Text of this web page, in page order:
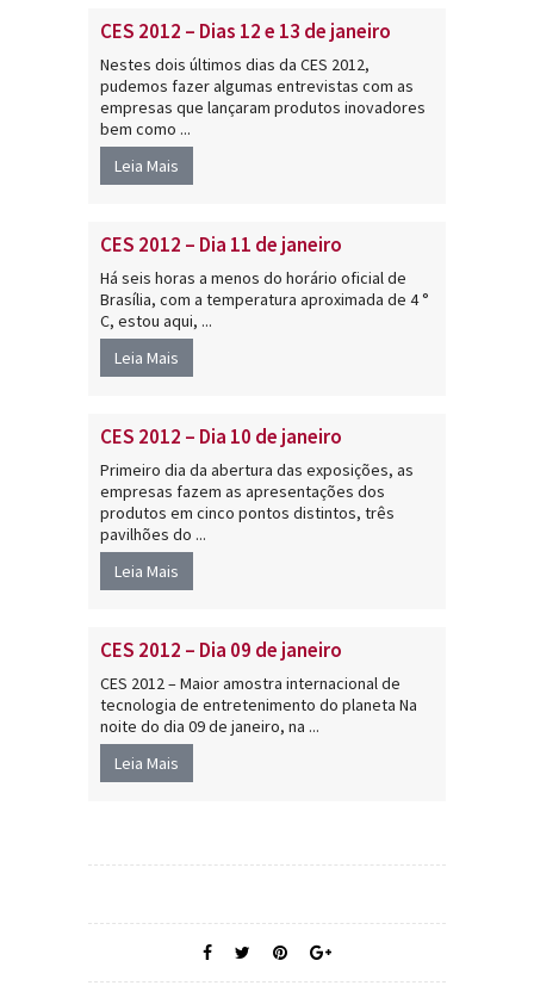
CES 2012 – Dias 12 e 13 de janeiro
Nestes dois últimos dias da CES 2012,
pudemos fazer algumas entrevistas com as
empresas que lançaram produtos inovadores
bem como ...
Leia Mais
CES 2012 – Dia 11 de janeiro
Há seis horas a menos do horário oficial de
Brasília, com a temperatura aproximada de 4 °
C, estou aqui, ...
Leia Mais
CES 2012 – Dia 10 de janeiro
Primeiro dia da abertura das exposições, as
empresas fazem as apresentações dos
produtos em cinco pontos distintos, três
pavilhões do ...
Leia Mais
CES 2012 – Dia 09 de janeiro
CES 2012 – Maior amostra internacional de
tecnologia de entretenimento do planeta Na
noite do dia 09 de janeiro, na ...
Leia Mais